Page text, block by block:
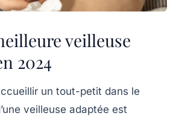
veilleuse
2024
un tout-petit dans le
veilleuse adaptée est